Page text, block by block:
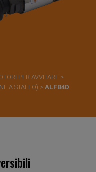
PER AVVITARE >
A STALLO) > ALFB4D